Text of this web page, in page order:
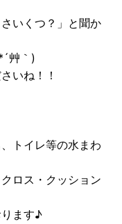
いくつ？」と聞か
艸｀)
いね！！
トイレ等の水まわ
ロス・クッション
ます♪